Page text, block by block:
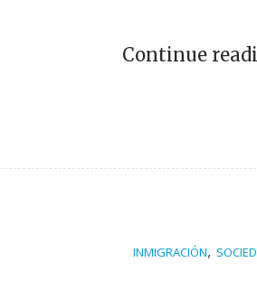
Continue
INMIGRACIÓN,